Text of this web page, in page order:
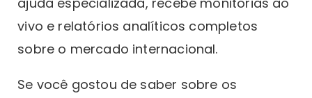
vivo e relatórios analíticos completos
sobre o mercado internacional.
Se você gostou de saber sobre os